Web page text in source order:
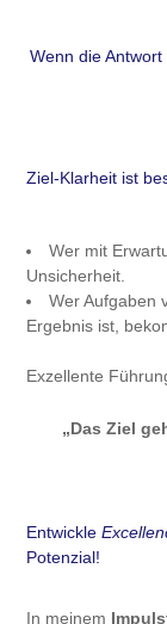
Wenn die Antwort
Ziel-Klarheit ist
Wer mit
Unsicherheit.
Wer Aufgaben
Ergebnis ist,
Exzellente
„Das Ziel
Entwickle
Potenzial!
In meinem